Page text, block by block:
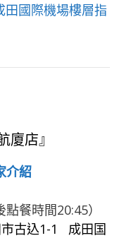
田國際機場樓層指
廈店』
介紹
餐時間20:45）
市古込1-1 成田国